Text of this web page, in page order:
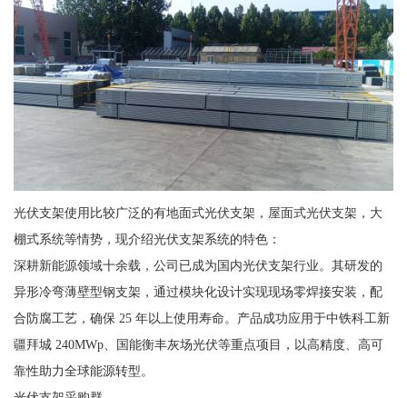
光伏支架使用比较广泛的有地面式光伏支架，屋面式光伏支架，大
棚式系统等情势，现介绍光伏支架系统的特色：
深耕新能源领域十余载，公司已成为国内光伏支架行业。其研发的
异形冷弯薄壁型钢支架，通过模块化设计实现现场零焊接安装，配
合防腐工艺，确保 25 年以上使用寿命。产品成功应用于中铁科工新
疆拜城 240MWp、国能衡丰灰场光伏等重点项目，以高精度、高可
靠性助力全球能源转型。